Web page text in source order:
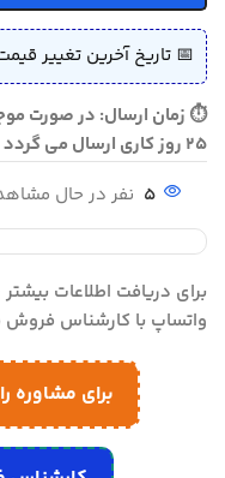
📅 تاریخ آخرین تغییر
25 روز کاری ارسال می گردد
5 نفر در حال
برای دریافت اطلاعات
واتساپ با کارشناس فروش
برای مشاوره